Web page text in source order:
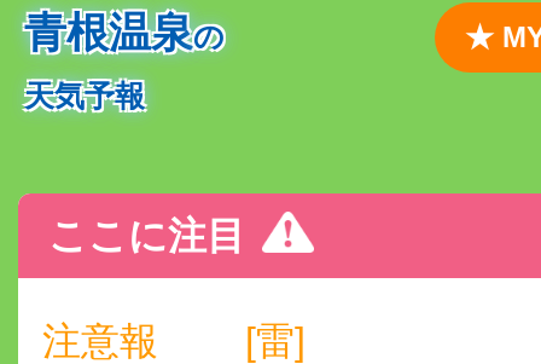
青根温泉の
天気予報
★
ここに注目
注意報 [雷]